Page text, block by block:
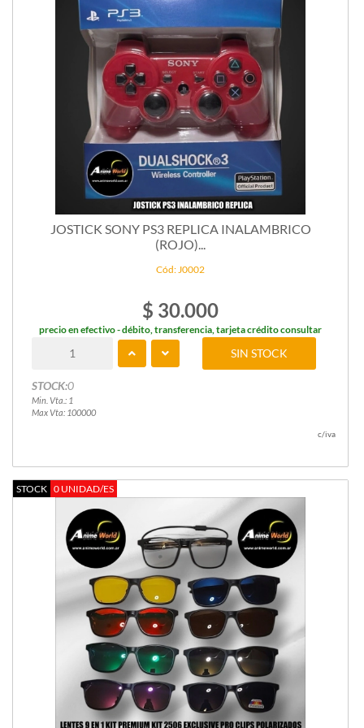
JOSTICK SONY PS3 REPLICA INALAMBRICO
(ROJO)...
Cód: J0002
$ 30.000
precio en efectivo - débito, transferencia, tarjeta crédito consultar
STOCK:0
Min. Vta.: 1
Max Vta: 100000
SIN STOCK
c/iva
STOCK 0 UNIDAD/ES